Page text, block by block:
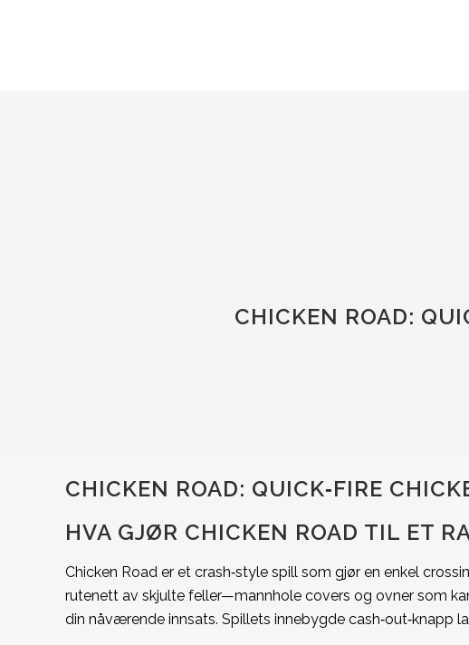
CHICKEN ROAD:
CHICKEN ROAD: QUICK‑FIRE
HVA GJØR CHICKEN ROAD TIL ET
Chicken Road er et crash‑style spill som gjør en enkel
rutenett av skjulte feller—mannhole covers og ovner som
din nåværende innsats. Spillets innebygde cash‑out‑knapp